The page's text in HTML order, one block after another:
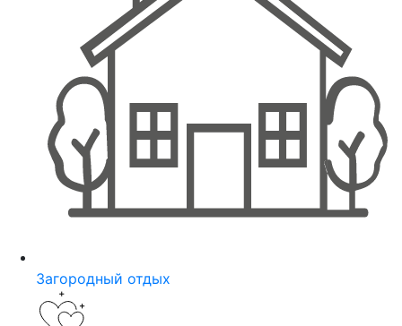
Загородный отдых